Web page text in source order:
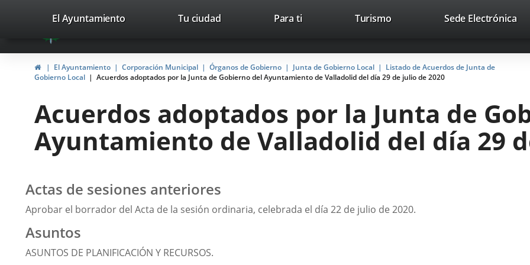
Portal
Web
del
Ayuntamiento
Valladolid
avaTop Trabaja con nosotros Contacto
valladolid.es
El Ayuntamiento Tu ciudad Para ti TurismoThis
open
in
a
up
window.
Sede ElectrónicaLink
HomeEl Ayuntamiento Corporación Municipal Órganos de Gobierno Junta de Gobierno Local
Listado de Acuerdos de Junta de
Gobierno Local
Acuerdos adoptados por la Junta de Gobierno del Ayuntamiento de Valladolid del día 29 de julio de 2020
Acuerdos adoptados por la Junta de
Ayuntamiento de Valladolid del día 29
Actas de sesiones anteriores
Aprobar el borrador del Acta de la sesión ordinaria, celebrada el día 22 de julio de 2020.
Asuntos
ASUNTOS DE PLANIFICACIÓN Y RECURSOS.